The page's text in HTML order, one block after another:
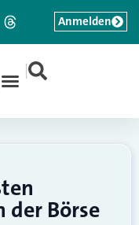
|
Anmelden
der Börse